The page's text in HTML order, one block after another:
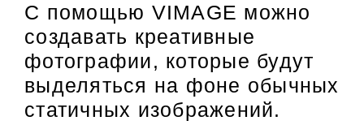
С помощью VIMAGE можно
создавать креативные
фотографии, которые будут
выделяться на фоне обычных
статичных изображений.